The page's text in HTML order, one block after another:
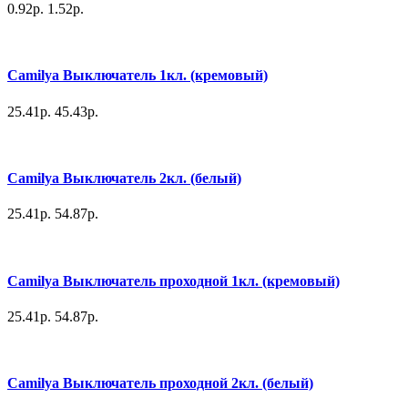
0.92р. 1.52р.
Camilya Выключатель 1кл. (кремовый)
25.41р. 45.43р.
Camilya Выключатель 2кл. (белый)
25.41р. 54.87р.
Camilya Выключатель проходной 1кл. (кремовый)
25.41р. 54.87р.
Camilya Выключатель проходной 2кл. (белый)